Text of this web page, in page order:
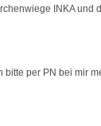
INKA und
per PN bei mir